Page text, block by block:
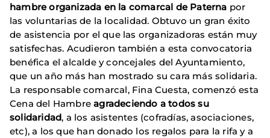
hambre organizada en la comarcal de Paterna por
las voluntarias de la localidad. Obtuvo un gran éxito
de asistencia por el que las organizadoras están muy
satisfechas. Acudieron también a esta convocatoria
benéfica el alcalde y concejales del Ayuntamiento,
que un año más han mostrado su cara más solidaria.
La responsable comarcal, Fina Cuesta, comenzó esta
Cena del Hambreagradeciendo a todos su
solidaridad, a los asistentes (cofradías, asociaciones,
etc), a los que han donado los regalos para la rifa y a